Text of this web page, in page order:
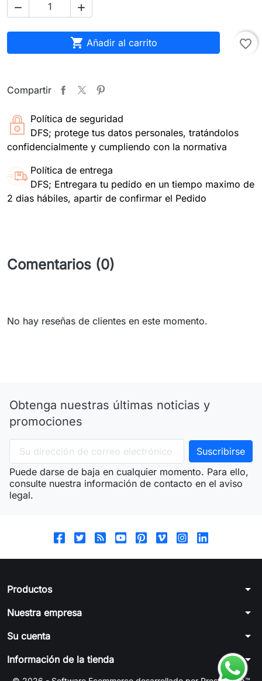
 
 Añadir al carrito favorite_border
Compartir
Política de seguridad
DFS; protege tus datos personales, tratándolos
confidencialmente y cumpliendo con la normativa
Política de entrega
DFS; Entregara tu pedido en un tiempo maximo de
2 dias hábiles, apartir de confirmar el Pedido
Comentarios (0)
No hay reseñas de clientes en este momento.
Obtenga nuestras últimas noticias y
promociones
Puede darse de baja en cualquier momento. Para ello,
consulte nuestra información de contacto en el aviso
legal.
Productos arrow_drop_down
Nuestra empresa arrow_drop_down
Su cuenta arrow_drop_down
Información de la tienda arrow_drop_down